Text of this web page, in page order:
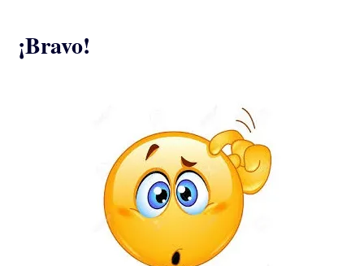
¡Bravo!